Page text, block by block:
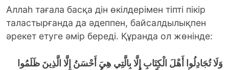
Аллаһ тағала басқа дін өкілдерімен тіпті пікір
таластырғанда да әдеппен, байсалдылықпен
әрекет етуге әмір береді. Құранда ол жөнінде:
وَلَا تُجَادِلُوا أَهْلَ الْكِتَابِ إِلَّا بِالَّتِي هِيَ أَحْسَنُ إِلَّا الَّذِينَ ظَلَمُوا